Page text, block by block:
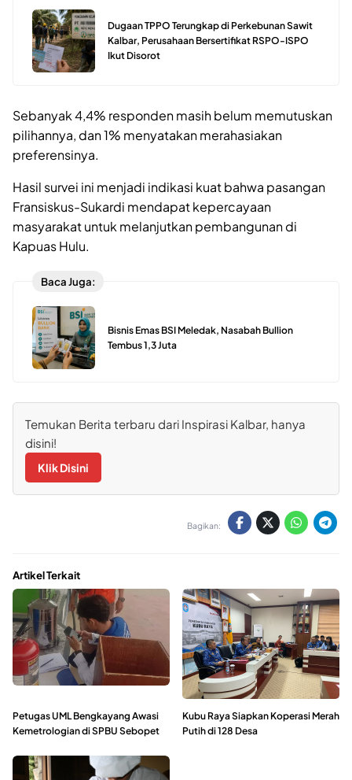
Dugaan TPPO Terungkap di Perkebunan Sawit
Kalbar, Perusahaan Bersertifikat RSPO-ISPO
Ikut Disorot
Sebanyak 4,4% responden masih belum memutuskan
pilihannya, dan 1% menyatakan merahasiakan
preferensinya.
Hasil survei ini menjadi indikasi kuat bahwa pasangan
Fransiskus-Sukardi mendapat kepercayaan
masyarakat untuk melanjutkan pembangunan di
Kapuas Hulu.
Baca Juga:
Bisnis Emas BSI Meledak, Nasabah Bullion
Tembus 1,3 Juta
Temukan Berita terbaru dari Inspirasi Kalbar, hanya
disini!
Klik Disini
Bagikan:
Artikel Terkait
Petugas UML Bengkayang Awasi
Kemetrologian di SPBU Sebopet
Kubu Raya Siapkan Koperasi Merah
Putih di 128 Desa